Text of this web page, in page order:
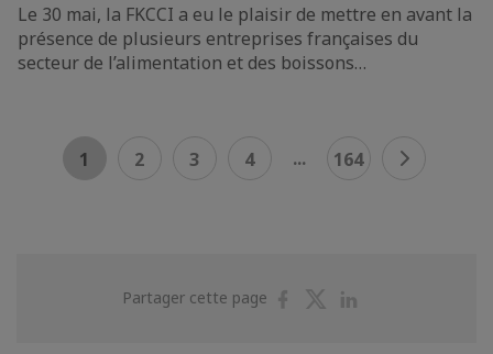
Le 30 mai, la FKCCI a eu le plaisir de mettre en avant la
présence de plusieurs entreprises françaises du
secteur de l’alimentation et des boissons…
1 2 3 4 ... 164
Partager cette page
PartagerPartager